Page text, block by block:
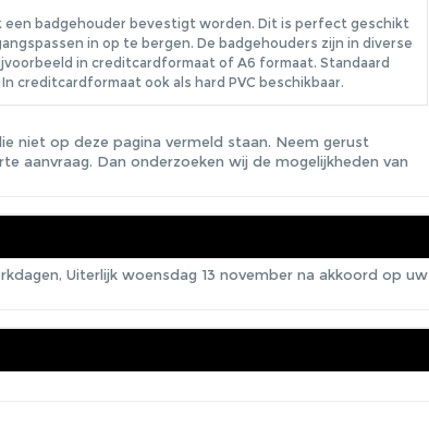
een badgehouder bevestigt worden. Dit is perfect geschikt
in op te bergen. De badgehouders zijn in diverse
in creditcardformaat of A6 formaat. Standaard
creditcardformaat ook als hard PVC beschikbaar.
niet op deze pagina vermeld staan. Neem gerust
aanvraag. Dan onderzoeken wij de mogelijkheden van
Uiterlijk woensdag 13 november na akkoord op uw